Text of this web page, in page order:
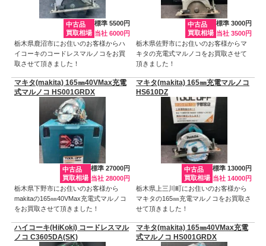
中古品
買取相場
標準 5500円
当社 6000円
栃木県鹿沼市にお住いのお客様からハ
イコーキのコードレスマルノコをお買
取させて頂きました！
中古品
買取相場
標準 3000円
当社 3500円
栃木県佐野市にお住いのお客様からマ
キタの充電式マルノコをお買取させて
頂きました！
マキタ(makita) 165㎜40VMax充電
式マルノコ HS001GRDX
中古品
買取相場
標準 27000円
当社 28000円
栃木県下野市にお住いのお客様から
makitaの165㎜40VMax充電式マルノコ
をお買取させて頂きました！
マキタ(makita) 165㎜充電マルノコ
HS610DZ
中古品
買取相場
標準 13000円
当社 14000円
栃木県上三川町にお住いのお客様から
マキタの165㎜充電マルノコをお買取さ
せて頂きました！
ハイコーキ(HiKoki) コードレスマル
ノコ C3605DA(SK)
マキタ(makita) 165㎜40VMax充電
式マルノコ HS001GRDX